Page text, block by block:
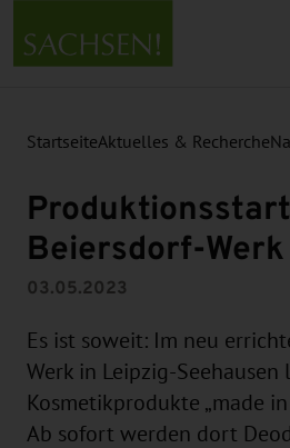
StartseiteAktuelles & Recherche
Beiersdorf-
03.05.2023
Es ist soweit: Im neu
Werk in Leipzig-Seehausen
Kosmetikprodukte „made
Ab sofort werden dort